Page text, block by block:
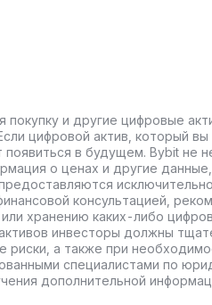
покупку и другие цифровые
цифровой актив, который
в будущем. Bybit не
о ценах и другие
консультацией,
хранению каких-либо
инвесторы должны
риски, а также при
специалистами по
дополнительной